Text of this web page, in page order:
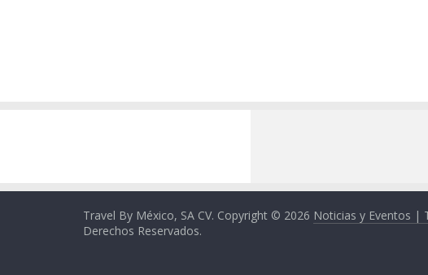
Travel By México, SA CV. Copyright © 2026 Noticias y Eventos |
Derechos Reservados.